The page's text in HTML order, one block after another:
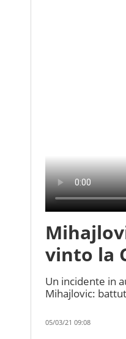
vinto la
Un incidente in
Mihajlovic:
05/03/21 09:08